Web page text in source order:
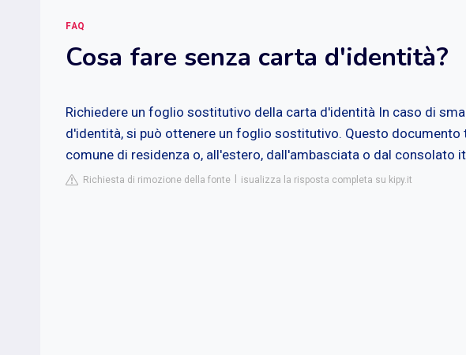
FAQ
Cosa fare senza carta d'identità?
Richiedere un foglio sostitutivo della carta d'identità In caso di
d'identità, si può ottenere un foglio sostitutivo. Questo documento
comune di residenza o, all'estero, dall'ambasciata o dal consolato
Richiesta di rimozione della fonte isualizza la risposta completa su kipy.it